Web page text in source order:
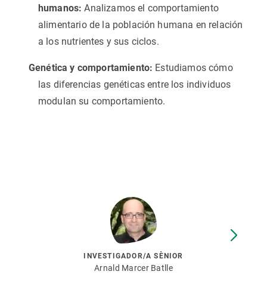
humanos: Analizamos el comportamiento
alimentario de la población humana en relación
a los nutrientes y sus ciclos.
Genética y comportamiento: Estudiamos cómo
las diferencias genéticas entre los individuos
modulan su comportamiento.
INVESTIGADOR/A SÈNIOR
Arnald Marcer Batlle